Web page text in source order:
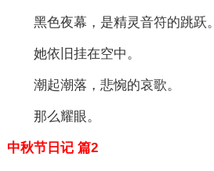
黑色夜幕，是精灵音符的跳跃。
她依旧挂在空中。
潮起潮落，悲惋的哀歌。
那么耀眼。
中秋节日记 篇2